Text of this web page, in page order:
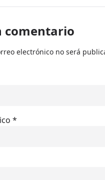
comentario
electrónico no será
*